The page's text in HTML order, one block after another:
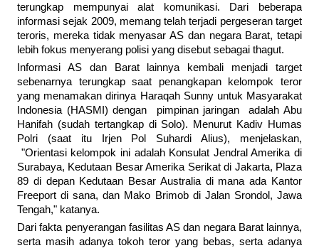
terungkap mempunyai alat komunikasi. Dari beberapa
informasi sejak 2009, memang telah terjadi pergeseran target
teroris, mereka tidak menyasar AS dan negara Barat, tetapi
lebih fokus menyerang polisi yang disebut sebagai thagut.
Informasi AS dan Barat lainnya kembali menjadi target
sebenarnya terungkap saat penangkapan kelompok teror
yang menamakan dirinya Haraqah Sunny untuk Masyarakat
Indonesia (HASMI) dengan pimpinan jaringan adalah Abu
Hanifah (sudah tertangkap di Solo). Menurut Kadiv Humas
Polri (saat itu Irjen Pol Suhardi Alius), menjelaskan,
"Orientasi kelompok ini adalah Konsulat Jendral Amerika di
Surabaya, Kedutaan Besar Amerika Serikat di Jakarta, Plaza
89 di depan Kedutaan Besar Australia di mana ada Kantor
Freeport di sana, dan Mako Brimob di Jalan Srondol, Jawa
Tengah," katanya.
Dari fakta penyerangan fasilitas AS dan negara Barat lainnya,
serta masih adanya tokoh teror yang bebas, serta adanya